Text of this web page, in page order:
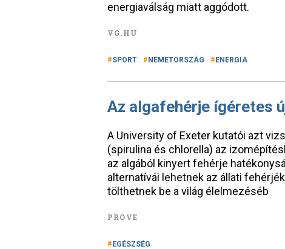
energiaválság miatt aggódott.
VG.HU
SPORT NÉMETORSZÁG ENERGIA
Az algafehérje ígéretes
A University of Exeter kutatói azt
(spirulina és chlorella) az
az algából kinyert fehérje
alternatívái lehetnek az állati
tölthetnek be a világ élelmezéséb
PROVE
EGÉSZSÉG